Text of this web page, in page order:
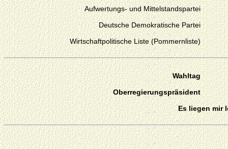
Aufwertungs- und Mittelstandspartei
Deutsche Demokratische Partei
Wirtschaftpolitische Liste (Pommernliste)
Wahltag
Oberregierungspräsident
Es liegen mir